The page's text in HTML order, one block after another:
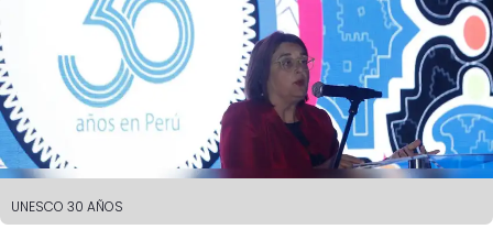
UNESCO 30 AÑOS